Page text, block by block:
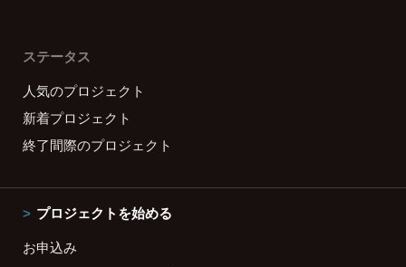
ステータス
人気のプロジェクト
新着プロジェクト
終了間際のプロジェクト
プロジェクトを始める
お申込み